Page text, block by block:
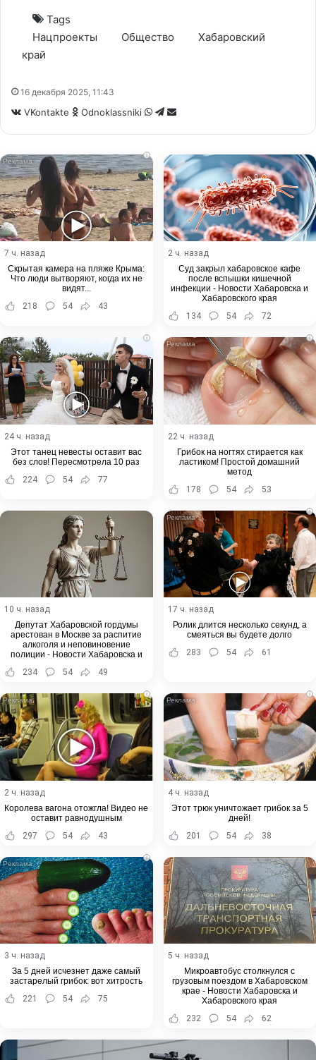
Tags
Нацпроекты
Общество
Хабаровский
край
16 декабря 2025, 11:43
VKontakte Odnoklassniki WhatsApp
Telegram
Share
i
7 ч. назад
Скрытая камера на пляже Крыма:
Что люди вытворяют, когда их не
видят...
218
54 43
2 ч. назад
Суд закрыл хабаровское кафе
после вспышки кишечной
инфекции - Новости Хабаровска и
Хабаровского края
134
54 72
i
24 ч. назад
Этот танец невесты оставит вас
без слов! Пересмотрела 10 раз
224
54 77
i
22 ч. назад
Грибок на ногтях стирается как
ластиком! Простой домашний
метод
178
54 53
10 ч. назад
Депутат Хабаровской гордумы
арестован в Москве за распитие
алкоголя и неповиновение
полиции - Новости Хабаровска и
234 54 49
i
17 ч. назад
Ролик длится несколько секунд, а
смеяться вы будете долго
283
54 61
i
2 ч. назад
Королева вагона отожгла! Видео не
оставит равнодушным
297
54 43
i
4 ч. назад
Этот трюк уничтожает грибок за 5
дней!
201
54 38
i
3 ч. назад
За 5 дней исчезнет даже самый
застарелый грибок: вот хитрость
221
54 75
5 ч. назад
Микроавтобус столкнулся с
грузовым поездом в Хабаровском
крае - Новости Хабаровска и
Хабаровского края
232
54 62